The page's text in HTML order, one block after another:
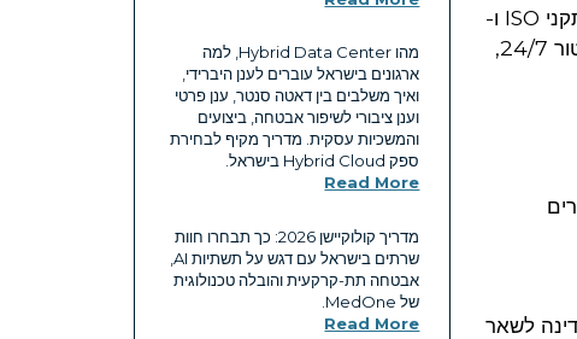
בנוסף, החברות הגדולות והסטארטאפים בישראל נדרשים לעמוד בתקנות מחמירות של אבטחת מידע, כולל תקני ISO ו-
נותן מענה לאתגרים אלו באמצעות מערכות אבטחה מתקדמות, ניטור 24/7,
לשאר
מהו Hybrid Data Center, למה
ארגונים בישראל עוברים לענן היברידי,
ואיך משלבים בין דאטה סנטר, ענן פרטי
וענן ציבורי לשיפור אבטחה, ביצועים
והמשכיות עסקית. מדריך מקיף לבחירת
ספק Hybrid Cloud בישראל.
Read More
מדריך קולוקיישן 2026: כך תבחרו חוות
שרתים בישראל עם דגש על תשתיות AI,
אבטחה תת-קרקעית והובלה טכנולוגית
של MedOne.
Read More